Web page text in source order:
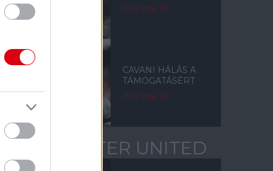
2022. máj. 28.
CAVANI HÁLÁS A
TÁMOGATÁSÉRT
2022. máj. 28.
MANCHESTER UNITED